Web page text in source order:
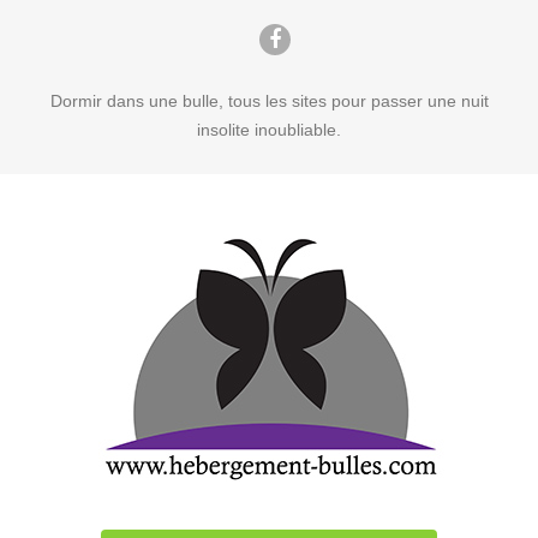
Dormir dans une bulle, tous les sites pour passer une nuit
insolite inoubliable.